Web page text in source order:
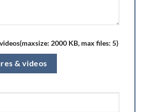
2000 KB, max files: 5)
& videos